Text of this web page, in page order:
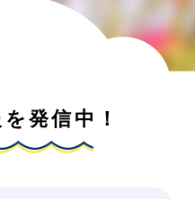
発信中！